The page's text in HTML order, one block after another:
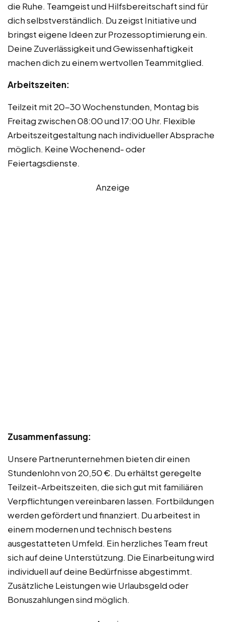
die Ruhe. Teamgeist und Hilfsbereitschaft sind für
dich selbstverständlich. Du zeigst Initiative und
bringst eigene Ideen zur Prozessoptimierung ein.
Deine Zuverlässigkeit und Gewissenhaftigkeit
machen dich zu einem wertvollen Teammitglied.
Arbeitszeiten:
Teilzeit mit 20-30 Wochenstunden, Montag bis
Freitag zwischen 08:00 und 17:00 Uhr. Flexible
Arbeitszeitgestaltung nach individueller Absprache
möglich. Keine Wochenend- oder
Feiertagsdienste.
Anzeige
Zusammenfassung:
Unsere Partnerunternehmen bieten dir einen
Stundenlohn von 20,50 €. Du erhältst geregelte
Teilzeit-Arbeitszeiten, die sich gut mit familiären
Verpflichtungen vereinbaren lassen. Fortbildungen
werden gefördert und finanziert. Du arbeitest in
einem modernen und technisch bestens
ausgestatteten Umfeld. Ein herzliches Team freut
sich auf deine Unterstützung. Die Einarbeitung wird
individuell auf deine Bedürfnisse abgestimmt.
Zusätzliche Leistungen wie Urlaubsgeld oder
Bonuszahlungen sind möglich.